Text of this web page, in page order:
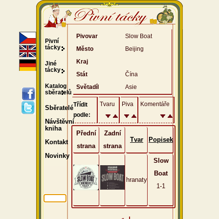
Pivovar
Slow Boat
Město
Beijing
Kraj
Stát
Čína
Světadíl
Asie
Třídit
podle:
Tvaru Piva Komentáře
Přední
strana
Zadní
strana
Tvar Popisek
hranaty
Slow
Boat
1-1
Pivní
tácky
Jiné
tácky
Katalog
sběratelů
Sběratelé
Návštěvní
kniha
Kontakt
Novinky